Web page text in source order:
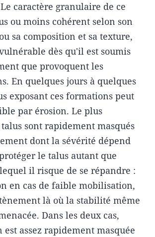
caractère granulaire de ce
ou moins cohérent selon son
sa composition et sa texture,
dès qu'il est soumis
que provoquent les
En quelques jours à quelques
exposant ces formations peut
par érosion. Le plus
talus sont rapidement masqués
dont la sévérité dépend
le talus autant que
il risque de se répandre :
en cas de faible mobilisation,
là où la stabilité même
Dans les deux cas,
assez rapidement masquée